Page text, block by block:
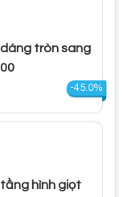
tròn sang
-45.0%
hình giọt